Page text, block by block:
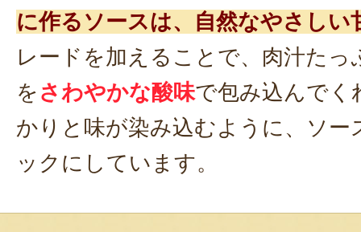
に作るソースは、自然なやさしい
レードを加えることで、肉汁た
を さわやかな酸味で包み込んでく
かりと味が染み込むように、ソー
ックにしています。